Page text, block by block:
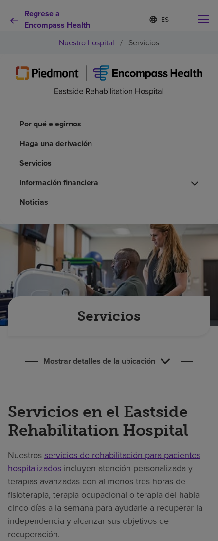
Regrese a
Encompass Health
Lista
de
contraída
d
o
s
e
l
e
Pacientes y cuidadores
Recursos de salud
Acerca de nosotros
Buscar un centro
Empleos
Pagar mi factura
Nuestro hospital / Servicios
Por qué elegirnos
Haga una derivación
Servicios
Información financiera
Noticias
Servicios
Mostrar detalles de la ubicación
Servicios en el Eastside
Rehabilitation Hospital
Nuestros servicios de rehabilitación para pacientes
hospitalizados incluyen atención personalizada y
terapias avanzadas con al menos tres horas de
fisioterapia, terapia ocupacional o terapia del habla
cinco días a la semana para ayudarle a recuperar la
independencia y alcanzar sus objetivos de
recuperación.